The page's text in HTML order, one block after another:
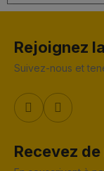
Rejoignez
Suivez-nous et
Recevez